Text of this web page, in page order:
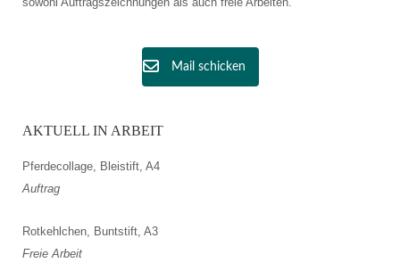
Mail schicken
AKTUELL IN ARBEIT
Pferdecollage, Bleistift, A4
Auftrag
Rotkehlchen, Buntstift, A3
Freie Arbeit